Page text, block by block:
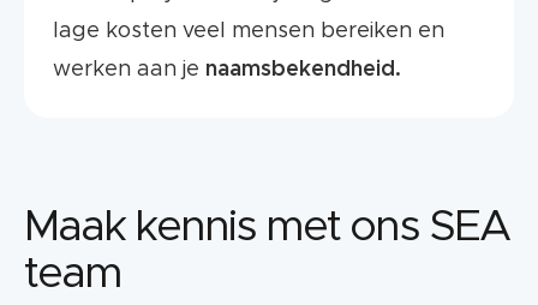
lage kosten veel mensen bereiken en
werken aan je naamsbekendheid.
Maak kennis met ons SEA
team